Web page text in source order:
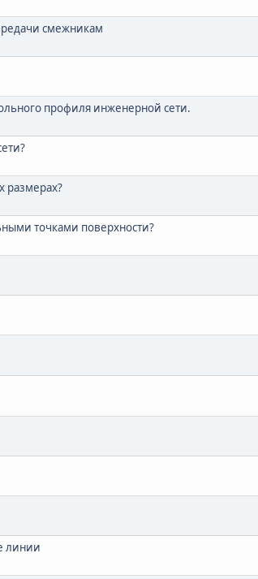
смежникам
профиля инженерной сети.
размерах?
точками поверхности?
линии